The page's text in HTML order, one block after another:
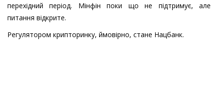
перехідний період. Мінфін поки що не підтримує, але
питання відкрите.
Регулятором крипторинку, ймовірно, стане Нацбанк.